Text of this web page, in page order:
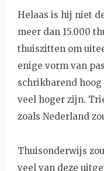
Helaas is hij niet
meer dan 15.000
thuiszitten om
enige vorm van
schrikbarend
veel hoger zijn.
zoals Nederland
Thuisonderwijs
veel van deze